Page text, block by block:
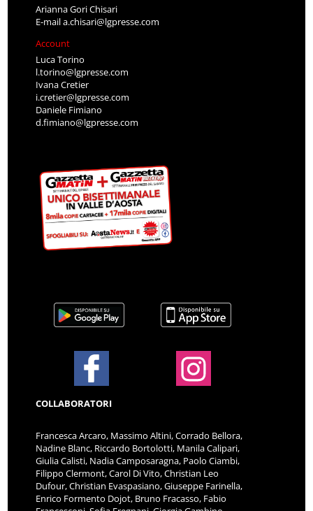
Arianna Gori Chisari
E-maila.chisari@lgpresse.com
Account
Luca Torino
l.torino@lgpresse.com
Ivana Cretier
i.cretier@lgpresse.com
Daniele Fimiano
d.fimiano@lgpresse.com
COLLABORATORI
Francesca Arcaro, Massimo Altini, Corrado Bellora,
Nadine Blanc, Riccardo Bortolotti, Manila Calipari,
Giulia Calisti, Nadia Camposaragna, Paolo Ciambi,
Filippo Clermont, Carol Di Vito, Christian Leo
Dufour, Christian Evaspasiano, Giuseppe Farinella,
Enrico Formento Dojot, Bruno Fracasso, Fabio